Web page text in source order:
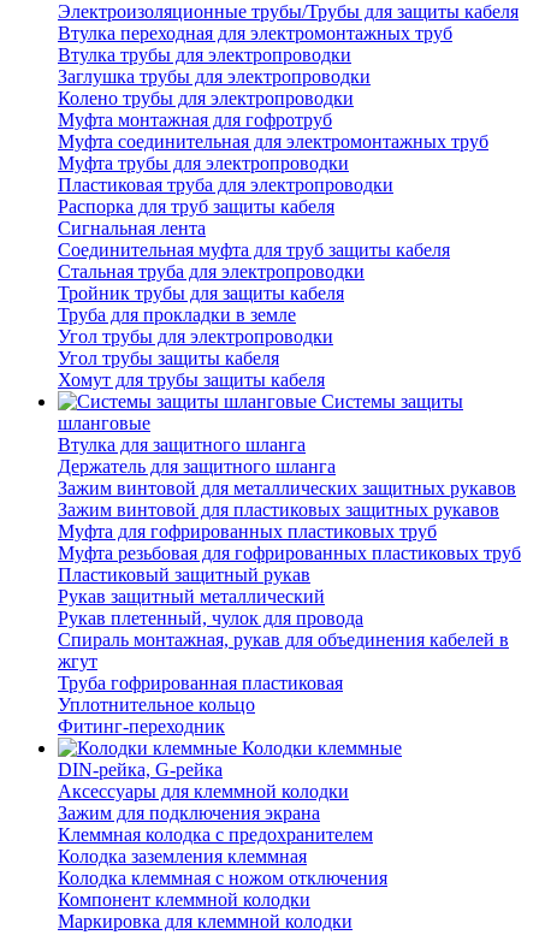
Электроизоляционные трубы/Трубы для защиты кабеля
Втулка переходная для электромонтажных труб
Втулка трубы для электропроводки
Заглушка трубы для электропроводки
Колено трубы для электропроводки
Муфта монтажная для гофротруб
Муфта соединительная для электромонтажных труб
Муфта трубы для электропроводки
Пластиковая труба для электропроводки
Распорка для труб защиты кабеля
Сигнальная лента
Соединительная муфта для труб защиты кабеля
Стальная труба для электропроводки
Тройник трубы для защиты кабеля
Труба для прокладки в земле
Угол трубы для электропроводки
Угол трубы защиты кабеля
Хомут для трубы защиты кабеля
Системы защиты
шланговые
Втулка для защитного шланга
Держатель для защитного шланга
Зажим винтовой для металлических защитных рукавов
Зажим винтовой для пластиковых защитных рукавов
Муфта для гофрированных пластиковых труб
Муфта резьбовая для гофрированных пластиковых труб
Пластиковый защитный рукав
Рукав защитный металлический
Рукав плетенный, чулок для провода
Спираль монтажная, рукав для объединения кабелей в
жгут
Труба гофрированная пластиковая
Уплотнительное кольцо
Фитинг-переходник
Колодки клеммные
DIN-рейка, G-рейка
Аксессуары для клеммной колодки
Зажим для подключения экрана
Клеммная колодка с предохранителем
Колодка заземления клеммная
Колодка клеммная с ножом отключения
Компонент клеммной колодки
Маркировка для клеммной колодки